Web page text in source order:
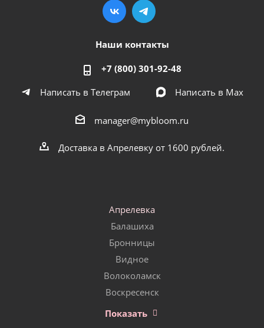
Наши контакты
+7 (800) 301-92-48
Написать в Телеграм
Написать в Мах
manager@mybloom.ru
Доставка в Апрелевку от 1600 рублей.
Апрелевка
Балашиха
Бронницы
Видное
Волоколамск
Воскресенск
Показать